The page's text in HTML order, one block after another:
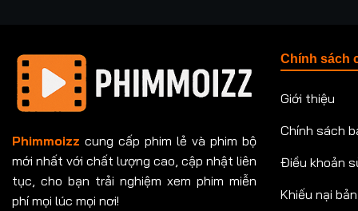
Phimmoizz cung cấp phim lẻ và phim bộ
mới nhất với chất lượng cao, cập nhật liên
tục, cho bạn trải nghiệm xem phim miễn
phí mọi lúc mọi nơi!
Chính sách
Giới thiệu
Chính sách
Điều khoản
Khiếu nại